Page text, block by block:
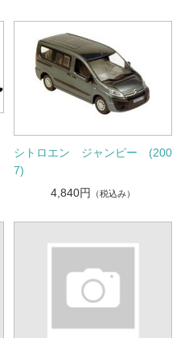
シトロエン ジャンピー (200
7)
4,840円
（税込み）